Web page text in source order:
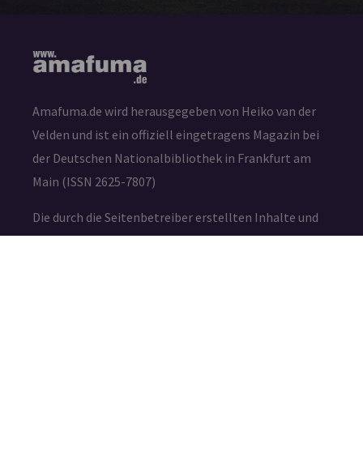
Amafuma.de wird herausgegeben von Heiko van der
Velden und ist ein offiziell eingetragens Magazin bei
der Deutschen Nationalbibliothek in Frankfurt am
Main (ISSN 2625-7807)
Die durch die Seitenbetreiber erstellten Inhalte und
Werke auf diesen Seiten unterliegen dem deutschen